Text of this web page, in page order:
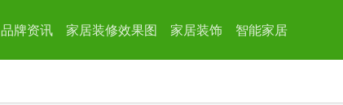
品牌资讯 家居装修效果图 家居装饰 智能家居